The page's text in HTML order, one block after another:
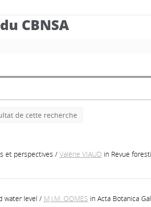
CBNSA
de cette recherche
et perspectives / Valérie VIAUD in Revue
water level / M.J.M. OOMES in Acta Botanica